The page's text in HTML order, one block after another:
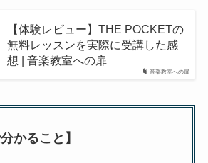
音楽教室への扉
【体験レビュー】THE POCKETの
無料レッスンを実際に受講した感
想 | 音楽教室への扉
かること】